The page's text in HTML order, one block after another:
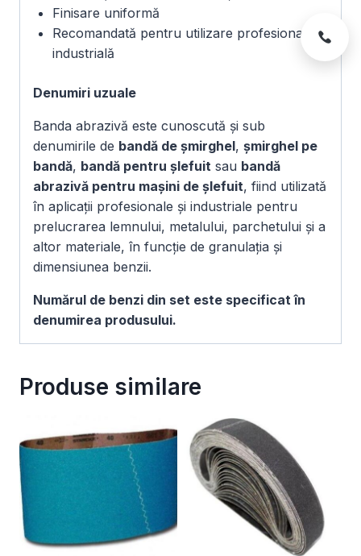
Finisare uniformă
Recomandată pentru utilizare profesională și
industrială
Denumiri uzuale
Banda abrazivă este cunoscută și sub
denumirile de bandă de șmirghel, șmirghel pe
bandă, bandă pentru șlefuit sau bandă
abrazivă pentru mașini de șlefuit, fiind utilizată
în aplicații profesionale și industriale pentru
prelucrarea lemnului, metalului, parchetului și a
altor materiale, în funcție de granulația și
dimensiunea benzii.
Numărul de benzi din set este specificat în
denumirea produsului.
Produse similare